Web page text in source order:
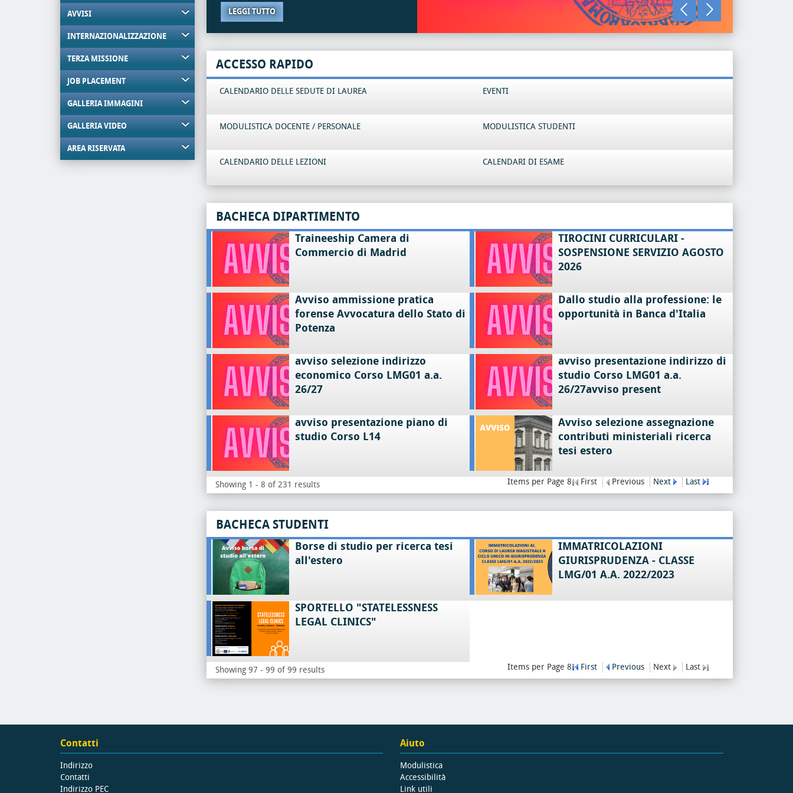
AVVISI
INTERNAZIONALIZZAZIONE
TERZA MISSIONE
JOB PLACEMENT
GALLERIA IMMAGINI
GALLERIA VIDEO
AREA RISERVATA
LEGGI TUTTO
ACCESSO RAPIDO
CALENDARIO DELLE SEDUTE DI LAUREA EVENTI
MODULISTICA DOCENTE / PERSONALE MODULISTICA STUDENTI
CALENDARIO DELLE LEZIONI CALENDARI DI ESAME
BACHECA DIPARTIMENTO
Traineeship Camera di
Commercio di Madrid
TIROCINI CURRICULARI -
SOSPENSIONE SERVIZIO AGOSTO
2026
Avviso ammissione pratica
forense Avvocatura dello Stato di
Potenza
Dallo studio alla professione: le
opportunità in Banca d'Italia
avviso selezione indirizzo
economico Corso LMG01 a.a.
26/27
avviso presentazione indirizzo di
studio Corso LMG01 a.a.
26/27avviso present
avviso presentazione piano di
studio Corso L14
Avviso selezione assegnazione
contributi ministeriali ricerca
tesi estero
Showing 1 - 8 of 231 results Items per Page 8 First Previous Next Last
BACHECA STUDENTI
Borse di studio per ricerca tesi
all'estero
IMMATRICOLAZIONI
GIURISPRUDENZA - CLASSE
LMG/01 A.A. 2022/2023
SPORTELLO "STATELESSNESS
LEGAL CLINICS"
Showing 97 - 99 of 99 results Items per Page 8 First Previous Next Last
Contatti
Indirizzo
Contatti
Indirizzo PEC
Aiuto
Modulistica
Accessibilità
Link utili